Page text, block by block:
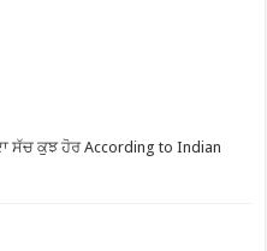
ਸੱਚ ਕੁਝ ਹੋਰ According to Indian